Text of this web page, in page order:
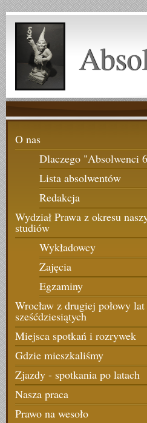
O nas
Dlaczego "Absolwenci
Lista absolwentów
Redakcja
Wydział Prawa z okresu
studiów
Wykładowcy
Zajęcia
Egzaminy
Wrocław z drugiej połowy lat
sześćdziesiątych
Miejsca spotkań i rozrywek
Gdzie mieszkaliśmy
Zjazdy - spotkania po latach
Nasza praca
Prawo na wesoło